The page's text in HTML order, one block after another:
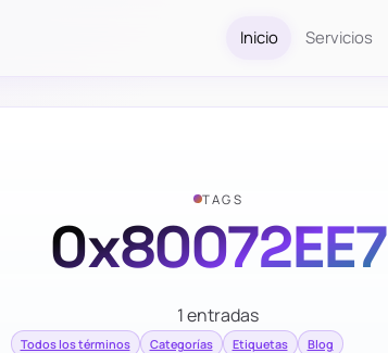
Inicio Servicios
TAGS
0x80072EE7
1 entradas
Todos los términos Categorías Etiquetas Blog